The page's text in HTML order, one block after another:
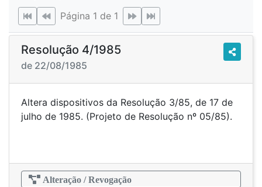
Página 1 de 1
Resolução 4/1985
de 22/08/1985
Altera dispositivos da Resolução 3/85, de 17 de
julho de 1985. (Projeto de Resolução nº 05/85).
Alteração / Revogação